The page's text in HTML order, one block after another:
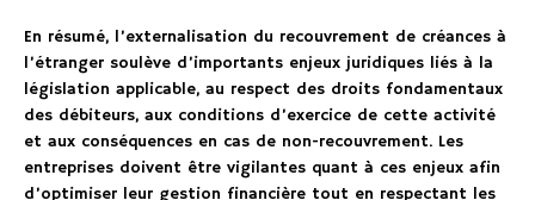
En résumé, l’externalisation du recouvrement de créances à
l’étranger soulève d’importants enjeux juridiques liés à la
législation applicable, au respect des droits fondamentaux
des débiteurs, aux conditions d’exercice de cette activité
et aux conséquences en cas de non-recouvrement. Les
entreprises doivent être vigilantes quant à ces enjeux afin
d’optimiser leur gestion financière tout en respectant les